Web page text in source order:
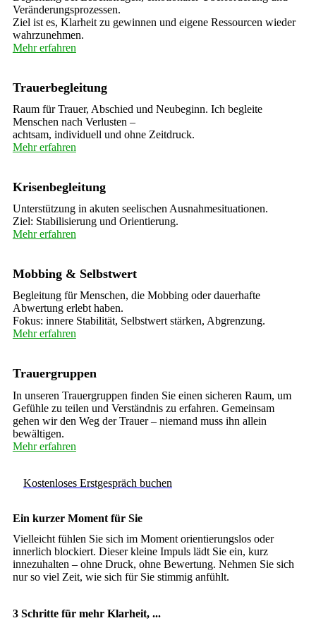
Veränderungsprozessen.
Ziel ist es, Klarheit zu gewinnen und eigene Ressourcen wieder
wahrzunehmen.
Mehr erfahren
Trauerbegleitung
Raum für Trauer, Abschied und Neubeginn. Ich begleite
Menschen nach Verlusten –
achtsam, individuell und ohne Zeitdruck.
Mehr erfahren
Krisenbegleitung
Unterstützung in akuten seelischen Ausnahmesituationen.
Ziel: Stabilisierung und Orientierung.
Mehr erfahren
Mobbing & Selbstwert
Begleitung für Menschen, die Mobbing oder dauerhafte
Abwertung erlebt haben.
Fokus: innere Stabilität, Selbstwert stärken, Abgrenzung.
Mehr erfahren
Trauergruppen
In unseren Trauergruppen finden Sie einen sicheren Raum, um
Gefühle zu teilen und Verständnis zu erfahren. Gemeinsam
gehen wir den Weg der Trauer – niemand muss ihn allein
bewältigen.
Mehr erfahren
Kostenloses Erstgespräch buchen
Ein kurzer Moment für Sie
Vielleicht fühlen Sie sich im Moment orientierungslos oder
innerlich blockiert. Dieser kleine Impuls lädt Sie ein, kurz
innezuhalten – ohne Druck, ohne Bewertung. Nehmen Sie sich
nur so viel Zeit, wie sich für Sie stimmig anfühlt.
3 Schritte für mehr Klarheit, ...